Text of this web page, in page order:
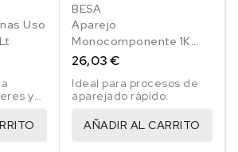
Uso
y
BESA
Aparejo
Monocomponente 1K
Urki-Filler Gris Claro Ral
26,03 €
Ideal para procesos de
aparejado rápido.
AÑADIR AL CARRITO